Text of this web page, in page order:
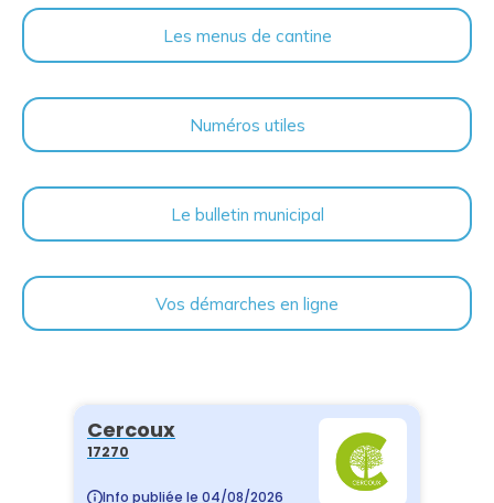
Les menus de cantine
Numéros utiles
Le bulletin municipal
Vos démarches en ligne